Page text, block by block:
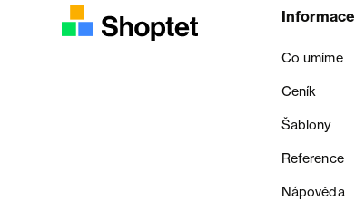
Informace
Co umíme
Ceník
Šablony
Reference
Nápověda